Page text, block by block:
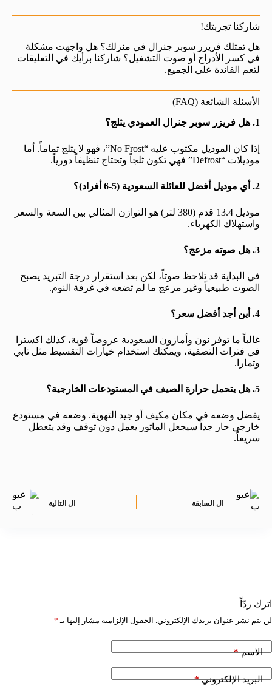
شاركنا تجربتك!
هل تمتلك فريزر سوبر جنرال في منزلك؟ هل واجهت مشكلة
في كسر الأدراج أو صوت التشغيل؟ شاركنا برأيك في التعليقات
لتعم الفائدة على الجميع.
الأسئلة الشائعة (FAQ)
1. هل فريزر سوبر جنرال العمودي يثلج؟
إذا كان الموديل مكتوب عليه “No Frost”، فهو لا يثلج تماماً. أما
موديلات “Defrost” فهي تكون ثلجاً وتحتاج تنظيفاً دورياً.
2. أي موديل أفضل للعائلة السعودية (5-6 أفراد)؟
موديل 13.4 قدم (380 لتر) هو التوازن المثالي بين السعة والسعر
واستهلاك الكهرباء.
3. هل صوته مزعج؟
في البداية قد تلاحظ صوتاً، لكن بعد استقرار درجة التبريد يصبح
الصوت طبيعياً وغير مزعج ما لم تضعه في غرفة النوم.
4. أين أجد أفضل سعر؟
غالباً ما توفر نون وأمازون السعودية عروضاً قوية، كذلك اكسترا
في فترات التصفية، ويمكنك استخدام خيارات التقسيط مثل تابي
وتمارا.
5. هل يتحمل حرارة الصيف في المستودعات الخارجية؟
يفضل وضعه في مكان مكيف أو جيد التهوية. وضعه في مستودع
خارجي حار جداً سيجعل الماتور يعمل دون توقف وقد يتعطل
سريعاً.
ال السابقة ال التالية
اترك ردّاً
لن يتم نشر عنوان بريدك الإلكتروني. الحقول الإلزامية مشار إليها بـ *
الاسم*
البريد الإلكتروني*